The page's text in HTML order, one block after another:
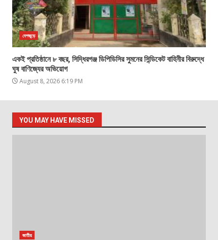
দেশজুড়ে
একই প্রতিষ্ঠানে ৮ বছর, সিদ্ধিরগঞ্জ ডিপিডিসির সুমনের সিন্ডিকেট বাহিনীর বিরুদ্ধে
ঘুষ বাণিজ্যের অভিয়োগ
August 8, 2026 6:19 PM
YOU MAY HAVE MISSED
জাতীয়